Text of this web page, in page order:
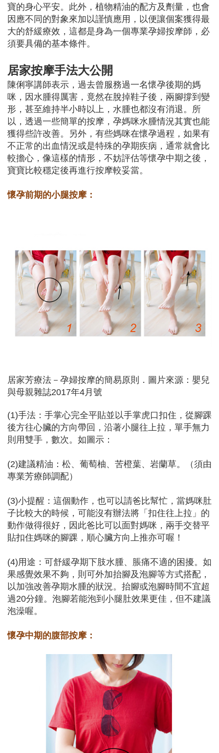
寶的身心平安。此外，植物精油的配方及劑量，也會
因應不同的對象來加以謹慎應用，以便讓個案獲得最
大的舒緩療效，這都是身為一個專業孕婦按摩師，必
須要具備的基本條件。
居家按摩手法大公開
陳俐寧講師表示，過去曾服務過一名懷孕後期的媽
咪，因水腫得厲害，竟然在脫掉鞋子後，兩腳撐到變
形，甚至維持半小時以上，水腫也都沒有消退。所
以，透過一些簡單的按摩，孕媽咪水腫情況其實也能
獲得些許改善。另外，有些媽咪在懷孕過程，如果有
不正常的出血情況或是特殊的孕期疾病，通常就會比
較擔心，像這樣的情形，不妨評估等懷孕中期之後，
寶寶比較穩定後再進行按摩較妥當。
懷孕前期的小腿按摩：
居家芳療法－孕婦按摩的簡易原則．圖片來源：嬰兒
與母親雜誌2017年4月號
(1)手法：手掌心完全平貼並以手掌虎口扣住，從腳踝
後方往心臟的方向帶回，沿著小腿往上拉，單手無力
則用雙手，數次。如圖示：
(2)建議精油：松、葡萄柚、苦橙葉、岩蘭草。（須由
專業芳療師調配）
(3)小提醒：這個動作，也可以請爸比幫忙，當媽咪肚
子比較大的時候，可能沒有辦法將「扣住往上拉」的
動作做得很好，因此爸比可以面對媽咪，兩手交替平
貼扣住媽咪的腳踝，順心臟方向上推亦可喔！
(4)用途：可舒緩孕期下肢水腫、脹痛不適的困擾。如
果感覺效果不夠，則可外加抬腳及泡腳等方式搭配，
以加強改善孕期水腫的狀況。抬腳或泡腳時間不宜超
過20分鐘。泡腳若能泡到小腿肚效果更佳，但不建議
泡澡喔。
懷孕中期的腹部按摩：